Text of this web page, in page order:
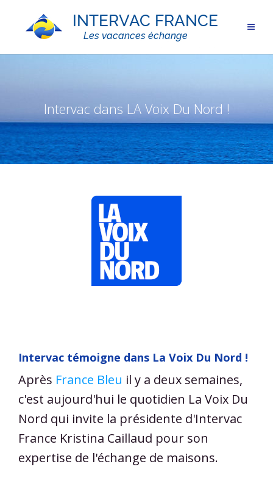
Intervac dans LA Voix Du Nord !
Intervac témoigne dans La Voix Du Nord !
Après France Bleu il y a deux semaines,
c'est aujourd'hui le quotidien La Voix Du
Nord qui invite la présidente d'Intervac
France Kristina Caillaud pour son
expertise de l'échange de maisons.